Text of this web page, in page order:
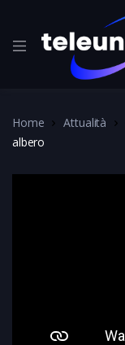
Home Attualità
albero